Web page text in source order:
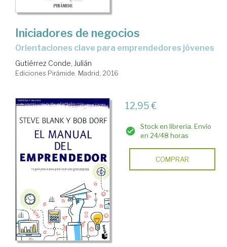
Iniciadores de negocios
orientaciones clave para emprendedores jóvenes
Gutiérrez Conde, Julián
Ediciones Pirámide. Madrid, 2016
12,95 €
Stock en librería. Envío
en 24/48 horas
COMPRAR